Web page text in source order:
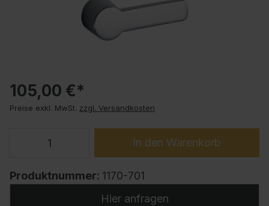
105,00 €*
Preise exkl. MwSt. zzgl. Versandkosten
In den Warenkorb
Produktnummer: 1170-701
Hier anfragen